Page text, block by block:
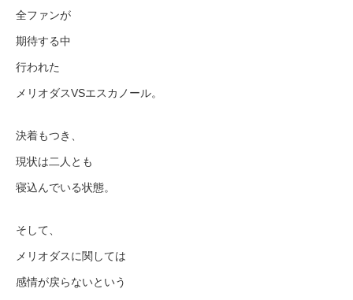
全ファンが
期待する中
行われた
メリオダスVSエスカノール。
決着もつき、
現状は二人とも
寝込んでいる状態。
そして、
メリオダスに関しては
感情が戻らないという